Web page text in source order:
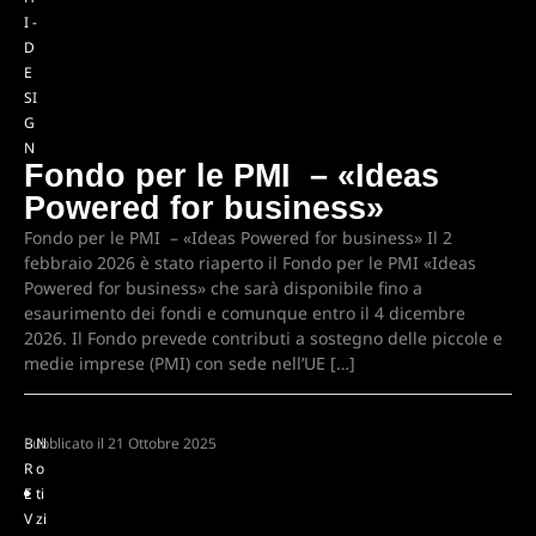
I -
D
E
SI
G
N
Fondo per le PMI – «Ideas
Powered for business»
Fondo per le PMI – «Ideas Powered for business» Il 2
febbraio 2026 è stato riaperto il Fondo per le PMI «Ideas
Powered for business» che sarà disponibile fino a
esaurimento dei fondi e comunque entro il 4 dicembre
2026. Il Fondo prevede contributi a sostegno delle piccole e
medie imprese (PMI) con sede nell’UE […]
B
R
E
V
N
o
ti
zi
Pubblicato il 21 Ottobre 2025